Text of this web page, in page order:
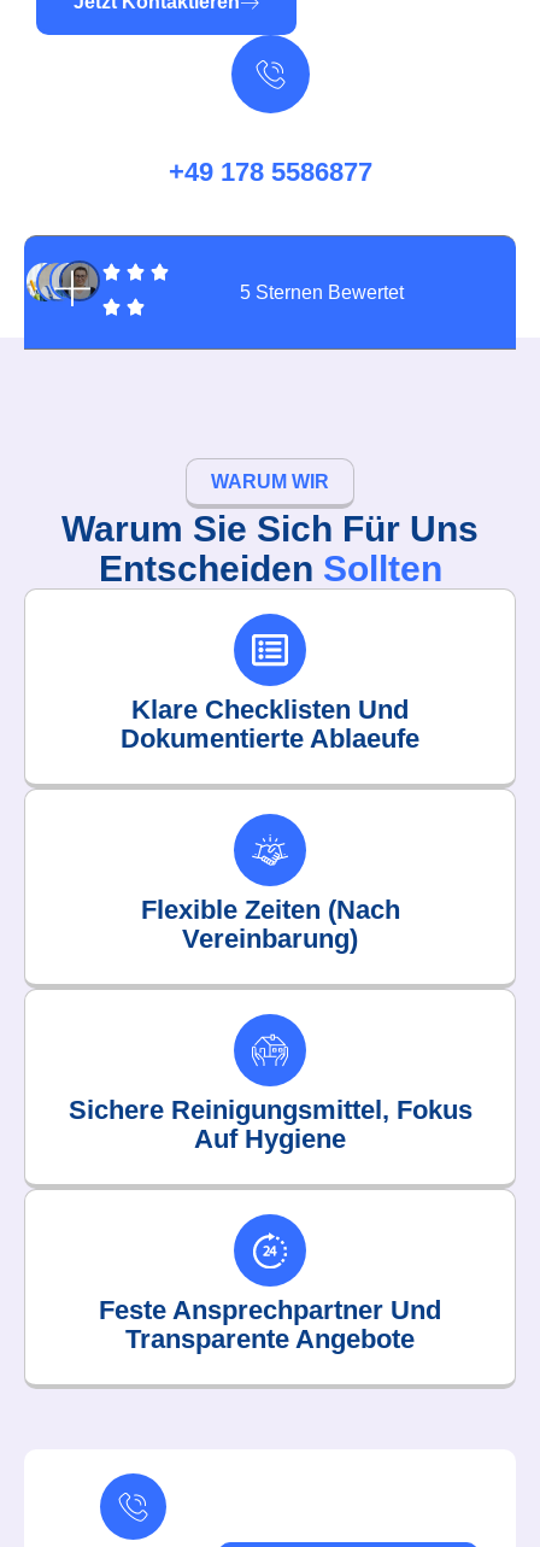
+49 178 5586877
5 Sternen Bewertet
WARUM WIR
Warum Sie Sich Für Uns
Entscheiden Sollten
Klare Checklisten Und
Dokumentierte Ablaeufe
Flexible Zeiten (nach
Vereinbarung)
Sichere Reinigungsmittel, Fokus
Auf Hygiene
Feste Ansprechpartner Und
Transparente Angebote